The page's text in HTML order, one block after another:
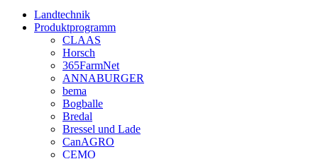
Landtechnik
Produktprogramm
CLAAS
Horsch
365FarmNet
ANNABURGER
bema
Bogballe
Bredal
Bressel und Lade
CanAGRO
CEMO